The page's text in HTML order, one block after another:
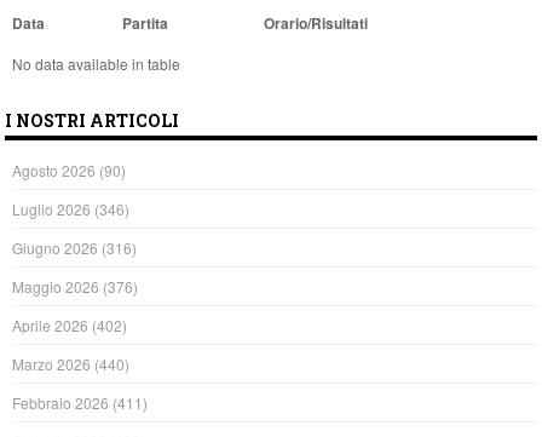
Data Partita Orario/Risultati
No data available in table
I NOSTRI ARTICOLI
Agosto 2026 (90)
Luglio 2026 (346)
Giugno 2026 (316)
Maggio 2026 (376)
Aprile 2026 (402)
Marzo 2026 (440)
Febbraio 2026 (411)